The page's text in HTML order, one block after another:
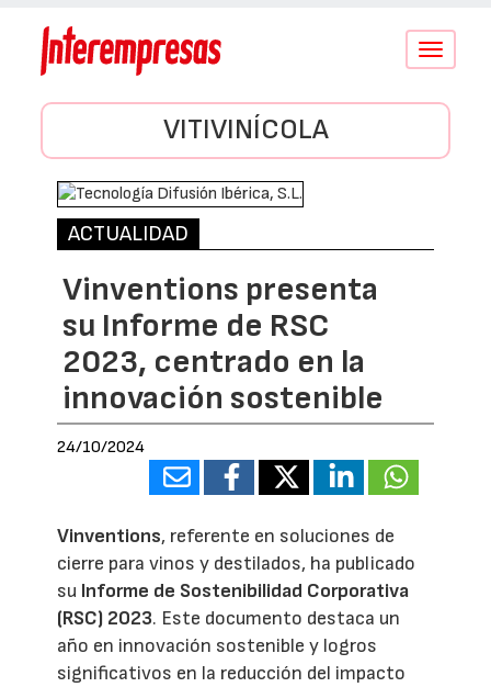
Conmutar
VITIVINÍCOLA
ACTUALIDAD
Vinventions presenta
su Informe de RSC
2023, centrado en la
innovación sostenible
24/10/2024
Vinventions, referente en soluciones de
cierre para vinos y destilados, ha publicado
su Informe de Sostenibilidad Corporativa
(RSC) 2023. Este documento destaca un
año en innovación sostenible y logros
significativos en la reducción del impacto